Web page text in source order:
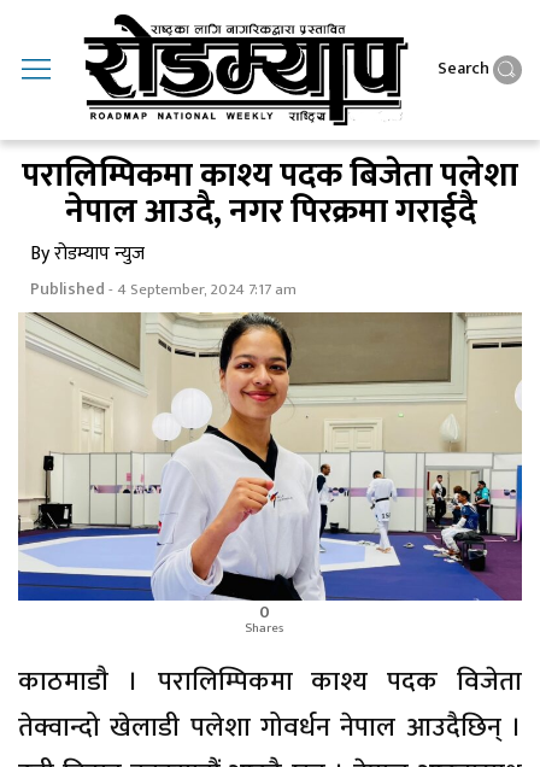
Search
परालिम्पिकमा काश्य पदक बिजेता पलेशा
नेपाल आउदै, नगर पिरक्रमा गराईदै
By रोडम्याप न्युज
Published- 4 September, 2024 7:17 am
0
Shares
काठमाडाै । परालिम्पिकमा काश्य पदक विजेता
तेक्वान्दो खेलाडी पलेशा गोवर्धन नेपाल आउदैछिन् ।